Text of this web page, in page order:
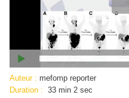
Auteur : mefomp reporter
Duration : 33 min 2 sec